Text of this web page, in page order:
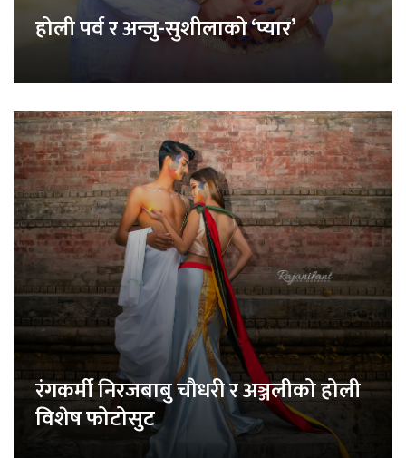
होली पर्व र अन्जु-सुशीलाको ‘प्यार’
रंगकर्मी निरजबाबु चौधरी र अञ्जलीको होली
विशेष फोटोसुट